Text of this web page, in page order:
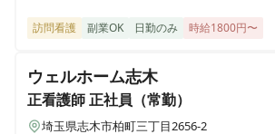
訪問看護 副業OK 日勤のみ 時給1800円〜
ウェルホーム志木
正看護師正社員（常勤）
埼玉県志木市柏町三丁目2656-2